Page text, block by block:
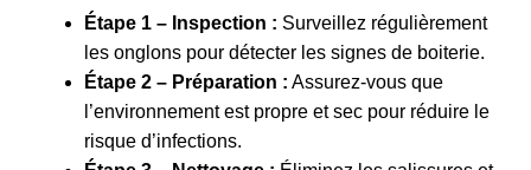
Étape 1 – Inspection : Surveillez régulièrement
les onglons pour détecter les signes de boiterie.
Étape 2 – Préparation : Assurez-vous que
l’environnement est propre et sec pour réduire le
risque d’infections.